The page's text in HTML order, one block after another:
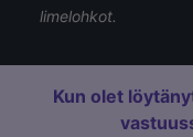
limelohkot.
Kun olet